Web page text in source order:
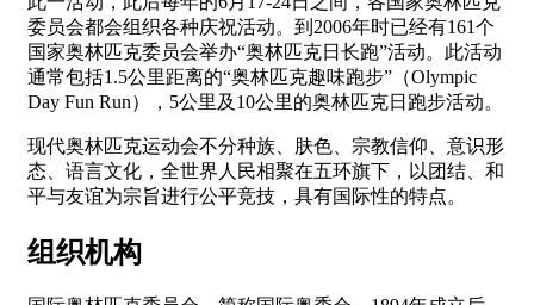
委员会都会组织各种庆祝活动。到2006年时已经有161个
国家奥林匹克委员会举办“奥林匹克日长跑”活动。此活动
通常包括1.5公里距离的“奥林匹克趣味跑步”（Olympic
Day Fun Run），5公里及10公里的奥林匹克日跑步活动。
现代奥林匹克运动会不分种族、肤色、宗教信仰、意识形
态、语言文化，全世界人民相聚在五环旗下，以团结、和
平与友谊为宗旨进行公平竞技，具有国际性的特点。
组织机构